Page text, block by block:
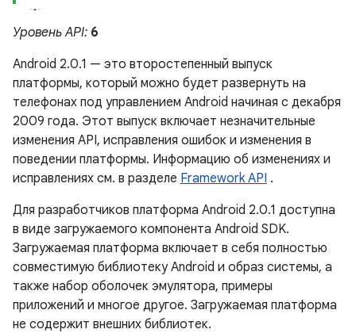
Уровень API: 6
Android 2.0.1 — это второстепенный выпуск
платформы, который можно будет развернуть на
телефонах под управлением Android начиная с декабря
2009 года. Этот выпуск включает незначительные
изменения API, исправления ошибок и изменения в
поведении платформы. Информацию об изменениях и
исправлениях см. в разделе Framework API .
Для разработчиков платформа Android 2.0.1 доступна
в виде загружаемого компонента Android SDK.
Загружаемая платформа включает в себя полностью
совместимую библиотеку Android и образ системы, а
также набор оболочек эмулятора, примеры
приложений и многое другое. Загружаемая платформа
не содержит внешних библиотек.